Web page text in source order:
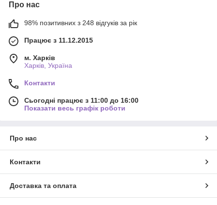
Про нас
98% позитивних з 248 відгуків за рік
Працює з 11.12.2015
м. Харків
Харків, Україна
Контакти
Сьогодні працює з 11:00 до 16:00
Показати весь графік роботи
Про нас
Контакти
Доставка та оплата